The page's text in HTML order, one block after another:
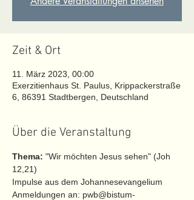
Zeit & Ort
11. März 2023, 00:00
Exerzitienhaus St. Paulus, Krippackerstraße
6, 86391 Stadtbergen, Deutschland
Über die Veranstaltung
Thema: "Wir möchten Jesus sehen" (Joh
12,21)
Impulse aus dem Johannesevangelium
Anmeldungen an: pwb@bistum-